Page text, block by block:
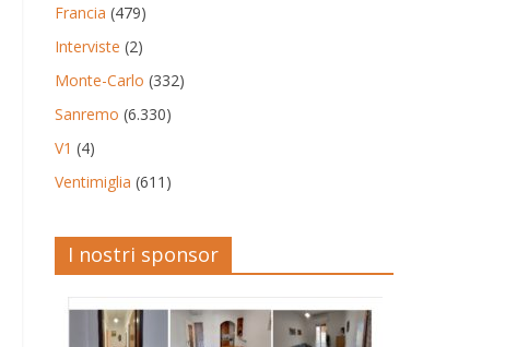
Francia (479)
Interviste (2)
Monte-Carlo (332)
Sanremo (6.330)
V1 (4)
Ventimiglia (611)
I nostri sponsor